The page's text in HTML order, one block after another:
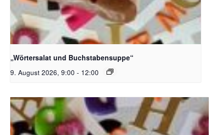
Bildquelle_ Pixabay Free_Christoph Meinersmann
„Wörtersalat und Buchstabensuppe“
9. August 2026, 9:00 - 12:00